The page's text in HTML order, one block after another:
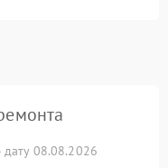
08.08.2026